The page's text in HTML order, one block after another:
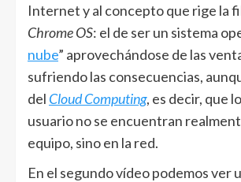
Internet y al concepto que rige la
Chrome OS: el de ser un sistema
nube” aprovechándose de las
sufriendo las consecuencias,
del Cloud Computing, es decir, que
usuario no se encuentran
equipo, sino en la red.
En el segundo vídeo podemos ver